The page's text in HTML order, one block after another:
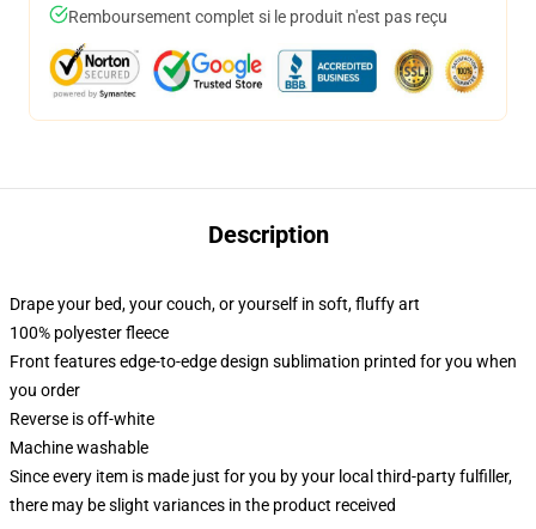
Remboursement complet si le produit n'est pas reçu
Description
Drape your bed, your couch, or yourself in soft, fluffy art
100% polyester fleece
Front features edge-to-edge design sublimation printed for you when
you order
Reverse is off-white
Machine washable
Since every item is made just for you by your local third-party fulfiller,
there may be slight variances in the product received